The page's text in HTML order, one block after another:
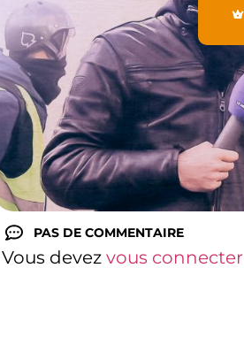
PAS DE COMMENTAIRE
Vous devez vous connecter